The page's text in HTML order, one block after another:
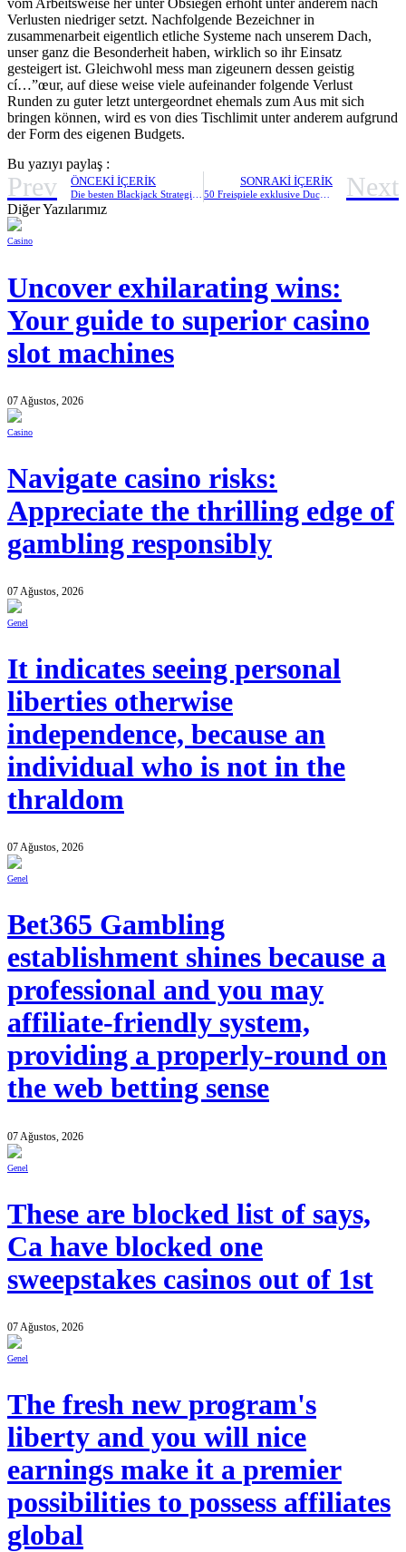
vom Arbeitsweise her unter Obsiegen erhöht unter anderem nach
Verlusten niedriger setzt. Nachfolgende Bezeichner in
zusammenarbeit eigentlich etliche Systeme nach unserem Dach,
unser ganz die Besonderheit haben, wirklich so ihr Einsatz
gesteigert ist. Gleichwohl mess man zigeunern dessen geistig
cí…”œur, auf diese weise viele aufeinander folgende Verlust
Runden zu guter letzt untergeordnet ehemals zum Aus mit sich
bringen können, wird es von dies Tischlimit unter anderem aufgrund
der Form des eigenen Budgets.
Bu yazıyı paylaş :
Prev ÖNCEKI İÇERIK SONRAKI İÇERIK
50 Freispiele exklusive Duck Kurzschluss-Slot Einzahlung Dieser tage sofortig Ramses Book Casino zugänglich! Next
Diğer Yazılarımız
Casino
Uncover exhilarating wins:
Your guide to superior casino
slot machines
07 Ağustos, 2026
Casino
Navigate casino risks:
Appreciate the thrilling edge of
gambling responsibly
07 Ağustos, 2026
Genel
It indicates seeing personal
liberties otherwise
independence, because an
individual who is not in the
thraldom
07 Ağustos, 2026
Genel
Bet365 Gambling
establishment shines because a
professional and you may
affiliate-friendly system,
providing a properly-round on
the web betting sense
07 Ağustos, 2026
Genel
These are blocked list of says,
Ca have blocked one
sweepstakes casinos out of 1st
07 Ağustos, 2026
Genel
The fresh new program's
liberty and you will nice
earnings make it a premier
possibilities to possess affiliates
global